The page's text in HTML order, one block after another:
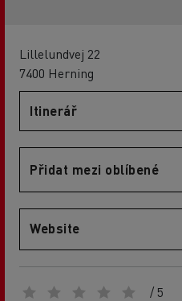
Lillelundvej 22
7400 Herning
Itinerář
Přidat mezi oblíbené
Website
/ 5